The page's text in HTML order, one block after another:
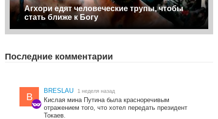
Агхори едят человеческие трупы, чтобы
стать ближе к Богу
Последние комментарии
B
BRESLAU 1 неделя назад
Кислая мина Путина была красноречивым
отражением того, что хотел передать президент
Токаев.